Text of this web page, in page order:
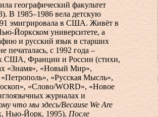
географический факультет
В 1985–1986 вела детскую
эмигрировала в США. Живёт в
Йоркском университете, а
и русский язык в старших
печаталась, с 1992 года –
США, Франции и России (стихи,
«Знамя», «Новый Мир»,
«Русская Мысль»,
«Слово/WORD», «Новое
журналах и
что мы здесь/Because We Are
Нью-Йорк, 1995), После